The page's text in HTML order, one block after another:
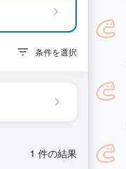
条件を選択
1 件の結果